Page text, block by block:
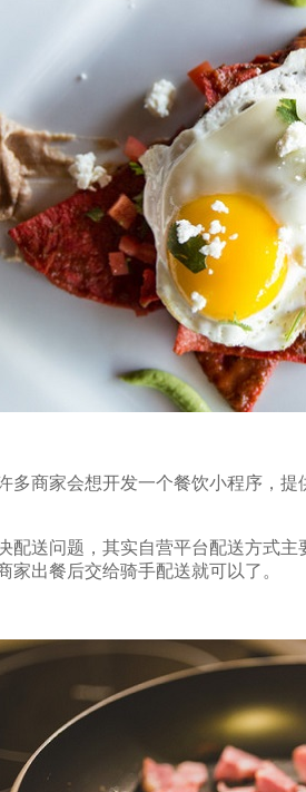
商家会想开发一个餐饮小程序，
送问题，其实自营平台配送方式
出餐后交给骑手配送就可以了。